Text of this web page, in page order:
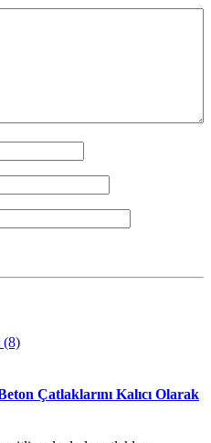
Çatlaklarını Kalıcı Olarak